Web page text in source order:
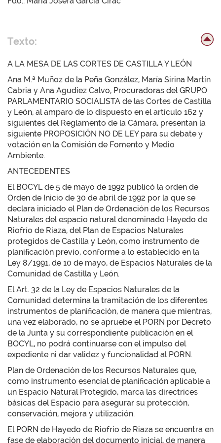
Texto:
A LA MESA DE LAS CORTES DE CASTILLA Y LEÓN
Ana M.ª Muñoz de la Peña González, María Sirina Martín
Cabria y Ana Agudíez Calvo, Procuradoras del GRUPO
PARLAMENTARIO SOCIALISTA de las Cortes de Castilla
y León, al amparo de lo dispuesto en el artículo 162 y
siguientes del Reglamento de la Cámara, presentan la
siguiente PROPOSICIÓN NO DE LEY para su debate y
votación en la Comisión de Fomento y Medio
Ambiente.
ANTECEDENTES
El BOCYL de 5 de mayo de 1992 publicó la orden de
Orden de Inicio de 30 de abril de 1992 por la que se
declara iniciado el Plan de Ordenación de los Recursos
Naturales del espacio natural denominado Hayedo de
Riofrío de Riaza, del Plan de Espacios Naturales
protegidos de Castilla y León, como instrumento de
planificación previo, conforme a lo establecido en la
Ley 8/1991, de 10 de mayo, de Espacios Naturales de la
Comunidad de Castilla y León.
El Art. 32 de la Ley de Espacios Naturales de la
Comunidad determina la tramitación de los diferentes
instrumentos de planificación, de manera que mientras,
una vez elaborado, no se apruebe el PORN por Decreto
de la Junta y su correspondiente publicación en el
BOCYL, no podrá continuarse con el impulso del
expediente ni dar validez y funcionalidad al PORN.
Plan de Ordenación de los Recursos Naturales que,
como instrumento esencial de planificación aplicable a
un Espacio Natural Protegido, marca las directrices
básicas del Espacio para asegurar su protección,
conservación, mejora y utilización.
El PORN de Hayedo de Riofrío de Riaza se encuentra en
fase de elaboración del documento inicial, de manera